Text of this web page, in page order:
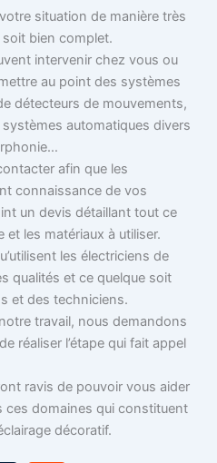
situation de manière très
bien complet.
intervenir chez vous ou
au point des systèmes
détecteurs de mouvements,
automatiques divers
afin que les
connaissance de vos
un devis détaillant tout ce
et les matériaux à utiliser.
les électriciens de
qualités et ce quelque soit
et des techniciens.
travail, nous demandons
réaliser l’étape qui fait appel
ravis de pouvoir vous aider
ces domaines qui constituent
décoratif.